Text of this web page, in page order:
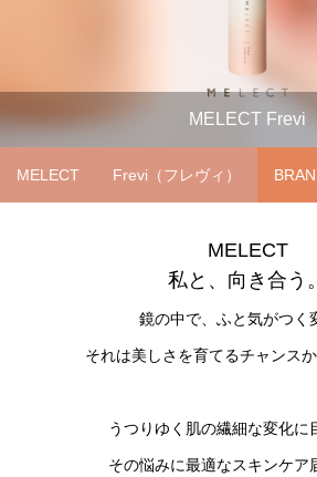
HAIR CARE
ヘ
MELECT Frevi
MELECT Frevi（フレヴィ）
MELECT
私と、向き合う。
鏡の中で、ふと気がつく
それは美しさを育てるチャンスか
うつりゆく肌の繊細な変化に
その悩みに最適なスキンケア